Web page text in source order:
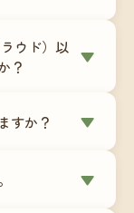
お気軽にご
や、過去の帳
算期のタイ
ウド）以
？
▼
を導入される
中の場合は、
すか？ ▼
円〜、年末調▼